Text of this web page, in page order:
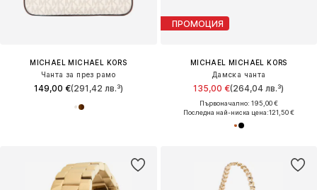
MICHAEL MICHAEL KORS
Чанта за през рамо
149,00 €(291,42 лв.³)
ПРОМОЦИЯ
MICHAEL MICHAEL KORS
Дамска чанта
135,00 €(264,04 лв.³)
Първоначално: 195,00 €
Последна най-ниска цена:121,50 €